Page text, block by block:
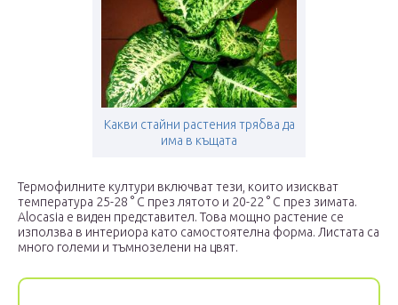
Какви стайни растения трябва да
има в къщата
Термофилните култури включват тези, които изискват
температура 25-28 ° C през лятото и 20-22 ° C през зимата.
Alocasia е виден представител. Това мощно растение се
използва в интериора като самостоятелна форма. Листата са
много големи и тъмнозелени на цвят.